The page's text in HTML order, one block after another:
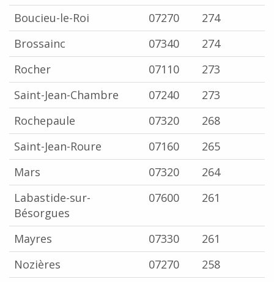
Boucieu-le-Roi
07270
274
Brossainc
07340
274
Rocher
07110
273
Saint-Jean-Chambre
07240
273
Rochepaule
07320
268
Saint-Jean-Roure
07160
265
Mars
07320
264
Labastide-sur-
Bésorgues
07600 261
Mayres 07330
261
Nozières
07270
258